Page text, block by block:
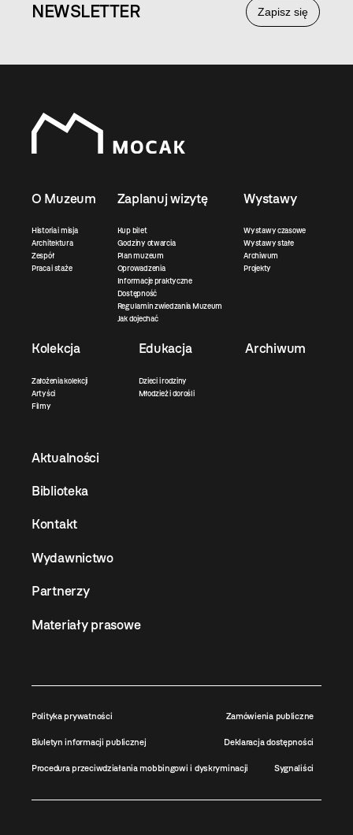
Zapisz się
NEWSLETTER
O Muzeum
Historia i misja
Architektura
Zespół
Praca i staże
Zaplanuj wizytę
Kup bilet
Godziny otwarcia
Plan muzeum
Oprowadzenia
Informacje praktyczne
Dostępność
Regulamin zwiedzania Muzeum
Jak dojechać
Wystawy
Wystawy czasowe
Wystawy stałe
Archiwum
Projekty
Kolekcja
Założenia kolekcji
Artyści
Filmy
Edukacja
Dzieci i rodziny
Młodzież i dorośli
Archiwum
Aktualności
Biblioteka
Kontakt
Wydawnictwo
Partnerzy
Materiały prasowe
Polityka prywatności Zamówienia publiczne
Biuletyn informacji publicznej Deklaracja dostępności
Procedura przeciwdziałania mobbingowi i dyskryminacji Sygnaliści